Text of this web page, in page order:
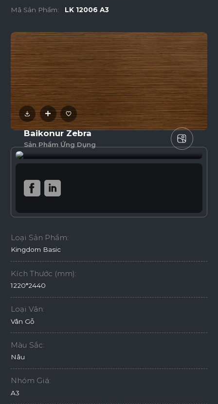
Mã Sản Phẩm: LK 12006 A3
Baikonur Zebra
Sản Phẩm Ứng Dụng
Loại Sản Phẩm:
Kingdom Basic
Kích Thước (mm):
1220*2440
Loại Vân:
Vân Gỗ
Màu Sắc:
Nâu
Nhóm Giá:
A3